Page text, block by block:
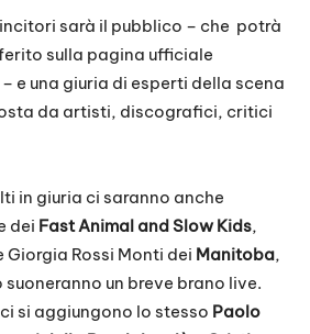
sarà il pubblico – che potrà
sulla pagina ufficiale
– e una giuria di esperti della scena
da artisti, discografici, critici
in giuria ci saranno anche
dei Fast Animal and Slow Kids,
Rossi Monti dei Manitoba,
un breve brano live.
si aggiungono lo stesso Paolo